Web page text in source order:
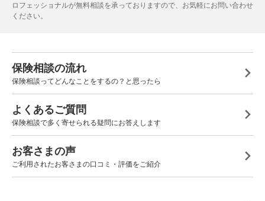
ロフェッショナルが無料相談を承っておりますので、お気軽にお問い合わせ
ください。
保険相談の流れ
保険相談ってどんなことをするの？と思ったら
よくあるご質問
保険相談で多く寄せられる疑問にお答えします
お客さまの声
ご利用されたお客さまの口コミ・評価をご紹介